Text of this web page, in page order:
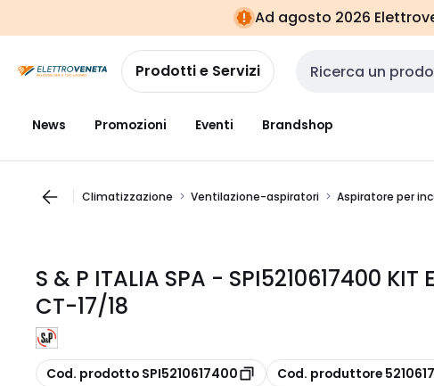
navigazionealla
pagina
Ad agosto 2026
Prodotti e Servizi Cerca input
News Promozioni Eventi Brandshop
Climatizzazione Ventilazione-aspiratori Aspiratore per
S & P ITALIA SPA - SPI5210617400 KIT
CT-17/18
copia
Cod. prodotto SPI5210617400 copia
Cod. produttore